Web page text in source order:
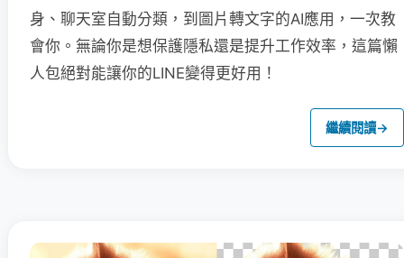
身、聊天室自動分類，到圖片轉文字的AI應用，一次教
會你。無論你是想保護隱私還是提升工作效率，這篇懶
人包絕對能讓你的LINE變得更好用！
繼續閱讀→